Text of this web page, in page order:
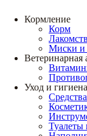
Кормление
Корм
Миски и
Ветеринарная
Уход и гигиена
Туалеты